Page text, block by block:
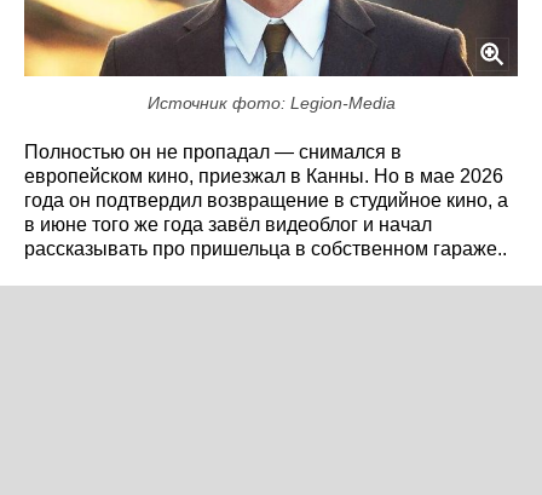
Источник фото: Legion-Media
Полностью он не пропадал — снимался в
европейском кино, приезжал в Канны. Но в мае 2026
года он подтвердил возвращение в студийное кино, а
в июне того же года завёл видеоблог и начал
рассказывать про пришельца в собственном гараже..